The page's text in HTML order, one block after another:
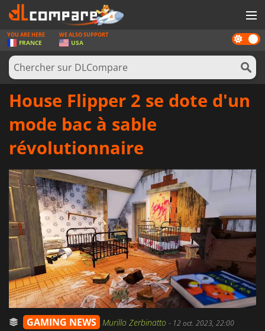
JEUX
CARTES PRÉPAYÉES
LOGICIELS
SE CONNECTER OU S'INSCRIRE
Dark
mode
YOU ARE HERE
FRANCE
WE ALSO SUPPORT
USA
House Flipper 2 se dote d'un
mode bac à sable
révolutionnaire
GAMING NEWS Murillo Zerbinatto - 12 oct. 2023, 22:00